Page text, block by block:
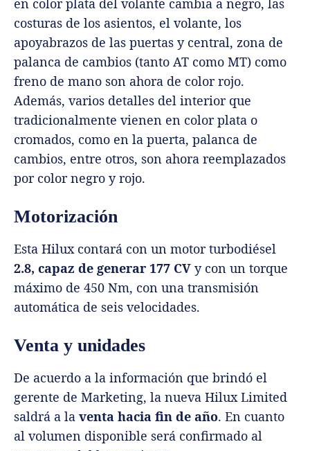
costuras de los asientos, el volante, los
apoyabrazos de las puertas y central, zona de
palanca de cambios (tanto AT como MT) como
freno de mano son ahora de color rojo.
Además, varios detalles del interior que
tradicionalmente vienen en color plata o
cromados, como en la puerta, palanca de
cambios, entre otros, son ahora reemplazados
por color negro y rojo.
Motorización
Esta Hilux contará con un motor turbodiésel
2.8, capaz de generar 177 CV y con un torque
máximo de 450 Nm, con una transmisión
automática de seis velocidades.
Venta y unidades
De acuerdo a la información que brindó el
gerente de Marketing, la nueva Hilux Limited
saldrá a la venta hacia fin de año. En cuanto
al volumen disponible será confirmado al